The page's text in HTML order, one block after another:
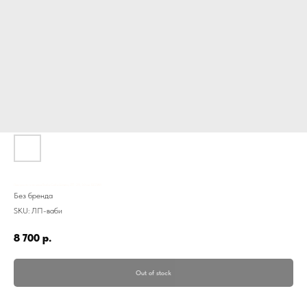
Без бренда
SKU: ЛП-ваби
8 700 р.
Out of stock